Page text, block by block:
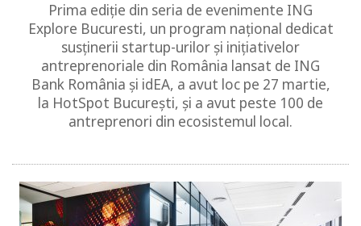
Prima ediție din seria de evenimente ING
Explore Bucuresti, un program național dedicat
susținerii startup-urilor și inițiativelor
antreprenoriale din România lansat de ING
Bank România și idEA, a avut loc pe 27 martie,
la HotSpot București, și a avut peste 100 de
antreprenori din ecosistemul local.